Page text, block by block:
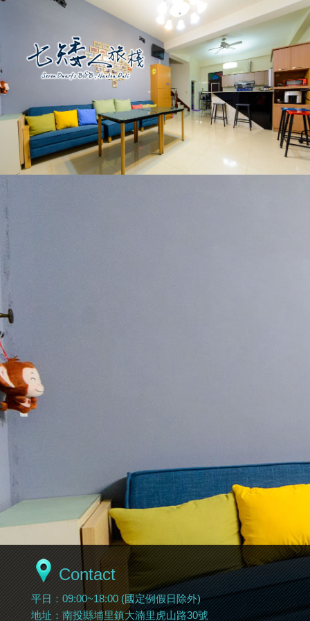
Contact
平日：09:00~18:00 (國定例假日除外)
地址：南投縣埔里鎮大湳里虎山路30號